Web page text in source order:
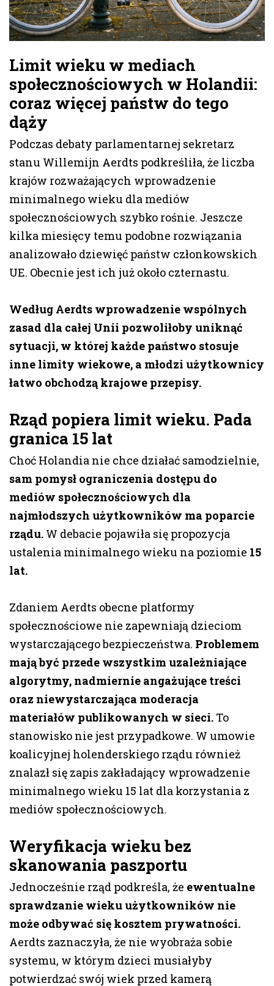
Limit wieku w mediach
społecznościowych w Holandii:
coraz więcej państw do tego
dąży
Podczas debaty parlamentarnej sekretarz
stanu Willemijn Aerdts podkreśliła, że liczba
krajów rozważających wprowadzenie
minimalnego wieku dla mediów
społecznościowych szybko rośnie. Jeszcze
kilka miesięcy temu podobne rozwiązania
analizowało dziewięć państw członkowskich
UE. Obecnie jest ich już około czternastu.
Według Aerdts wprowadzenie wspólnych
zasad dla całej Unii pozwoliłoby uniknąć
sytuacji, w której każde państwo stosuje
inne limity wiekowe, a młodzi użytkownicy
łatwo obchodzą krajowe przepisy.
Rząd popiera limit wieku. Pada
granica 15 lat
Choć Holandia nie chce działać samodzielnie,
sam pomysł ograniczenia dostępu do
mediów społecznościowych dla
najmłodszych użytkowników ma poparcie
rządu. W debacie pojawiła się propozycja
ustalenia minimalnego wieku na poziomie 15
lat.
Zdaniem Aerdts obecne platformy
społecznościowe nie zapewniają dzieciom
wystarczającego bezpieczeństwa. Problemem
mają być przede wszystkim uzależniające
algorytmy, nadmiernie angażujące treści
oraz niewystarczająca moderacja
materiałów publikowanych w sieci. To
stanowisko nie jest przypadkowe. W umowie
koalicyjnej holenderskiego rządu również
znalazł się zapis zakładający wprowadzenie
minimalnego wieku 15 lat dla korzystania z
mediów społecznościowych.
Weryfikacja wieku bez
skanowania paszportu
Jednocześnie rząd podkreśla, że ewentualne
sprawdzanie wieku użytkowników nie
może odbywać się kosztem prywatności.
Aerdts zaznaczyła, że nie wyobraża sobie
systemu, w którym dzieci musiałyby
potwierdzać swój wiek przed kamerą